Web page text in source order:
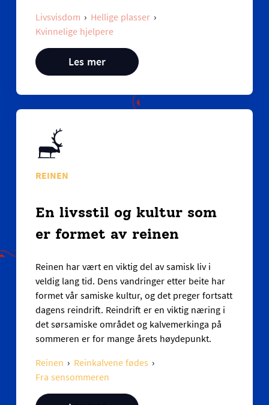
Livsvisdom
Hellige plasser
Kvinnelige hjelpere
Les mer
REINEN
En livsstil og kultur som
er formet av reinen
Reinen har vært en viktig del av samisk liv i
veldig lang tid. Dens vandringer etter beite har
formet vår samiske kultur, og det preger fortsatt
dagens reindrift. Reindrift er en viktig næring i
det sørsamiske området og kalvemerkinga på
sommeren er for mange årets høydepunkt.
Reinen
Reinkalvene fødes
Fra sensommeren